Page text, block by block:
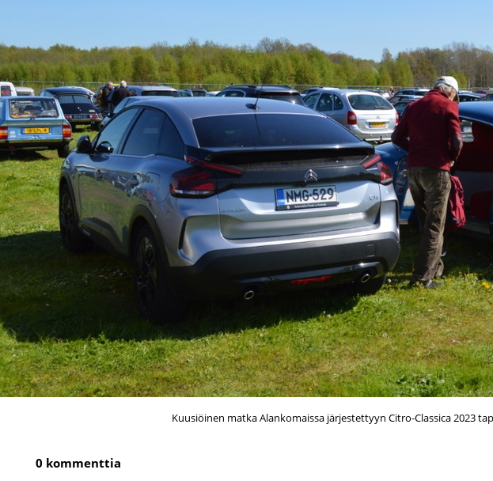
Kuusiöinen matka Alankomaissa järjestettyyn Citro-Classica 2023
0 kommenttia